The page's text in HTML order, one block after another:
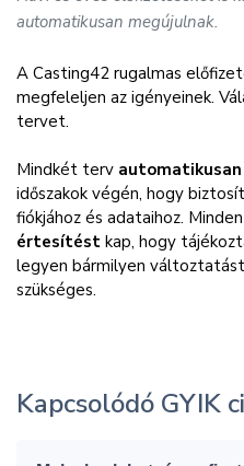
automatikusan megújulnak.
A Casting42 rugalmas
megfeleljen az igényeinek.
tervet.
Mindkét terv
időszakok végén, hogy
fiókjához és adataihoz.
értesítést kap, hogy
legyen bármilyen
szükséges.
Kapcsolódó GYIK